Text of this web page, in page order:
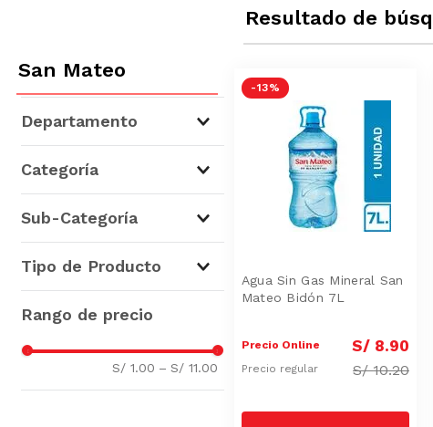
Resultado de
San Mateo
Departamento
Categoría
Sub-Categoría
Tipo de Producto
S/ 1.00 – S/ 11.00
-13 %
Agua Sin Gas Mineral San
Mateo Bidón 7L
Precio Online S/ 8.90
Precio regular S/10.20